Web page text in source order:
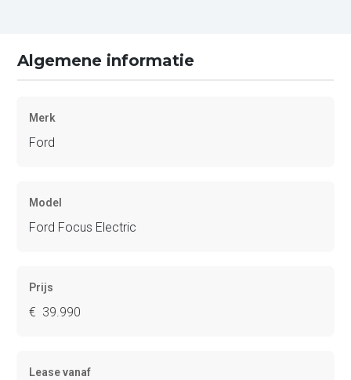
Algemene informatie
Merk
Ford
Model
Ford Focus Electric
Prijs
€ 39.990
Lease vanaf